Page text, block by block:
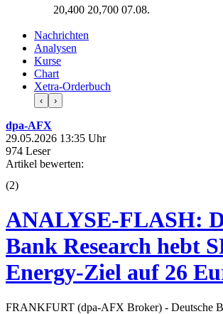
20,400 20,700 07.08.
Nachrichten
Analysen
Kurse
Chart
Xetra-Orderbuch
‹ ›
dpa-AFX
29.05.2026 13:35 Uhr
974 Leser
Artikel bewerten:
(2)
ANALYSE-FLASH:
Bank Research hebt
Energy-Ziel auf 26
FRANKFURT (dpa-AFX Broker) - Deutsche